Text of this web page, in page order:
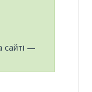
сайті —